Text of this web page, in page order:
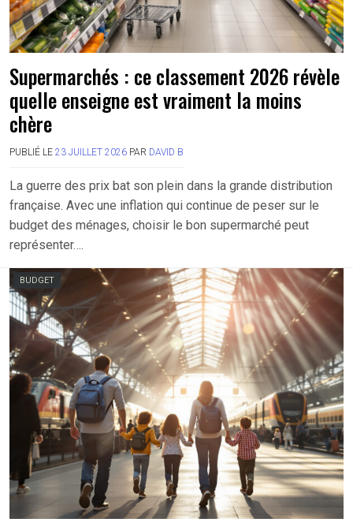
Supermarchés : ce classement 2026 révèle
quelle enseigne est vraiment la moins
chère
PUBLIÉ LE 23 JUILLET 2026 PAR DAVID B
La guerre des prix bat son plein dans la grande distribution
française. Avec une inflation qui continue de peser sur le
budget des ménages, choisir le bon supermarché peut
représenter….
BUDGET